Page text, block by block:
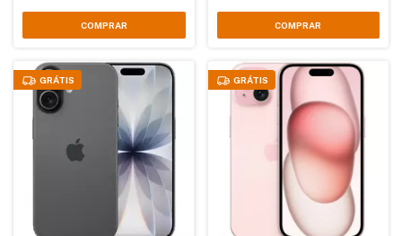
COMPRAR COMPRAR
GRÁTIS GRÁTIS